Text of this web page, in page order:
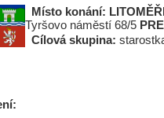
Místo konání:
Tyršovo náměstí 68/5
Cílová skupina: